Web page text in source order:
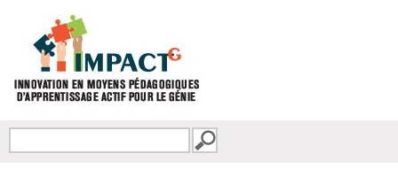
FORMULAIRE DE